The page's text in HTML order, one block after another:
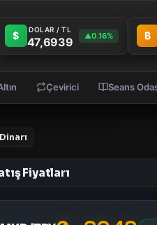
$ DOLAR / TL
47,6939 ▲0.16% ₿
Çevirici Seans
Fiyatları